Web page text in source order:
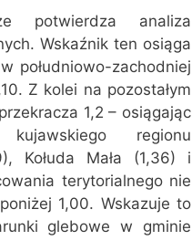
potwierdza analiza
Wskaźnik ten osiąga
południowo-zachodniej
Z kolei na pozostałym
1,2 – osiągając
regionu
Kołuda Mała (1,36) i
terytorialnego nie
1,00. Wskazuje to
glebowe w gminie